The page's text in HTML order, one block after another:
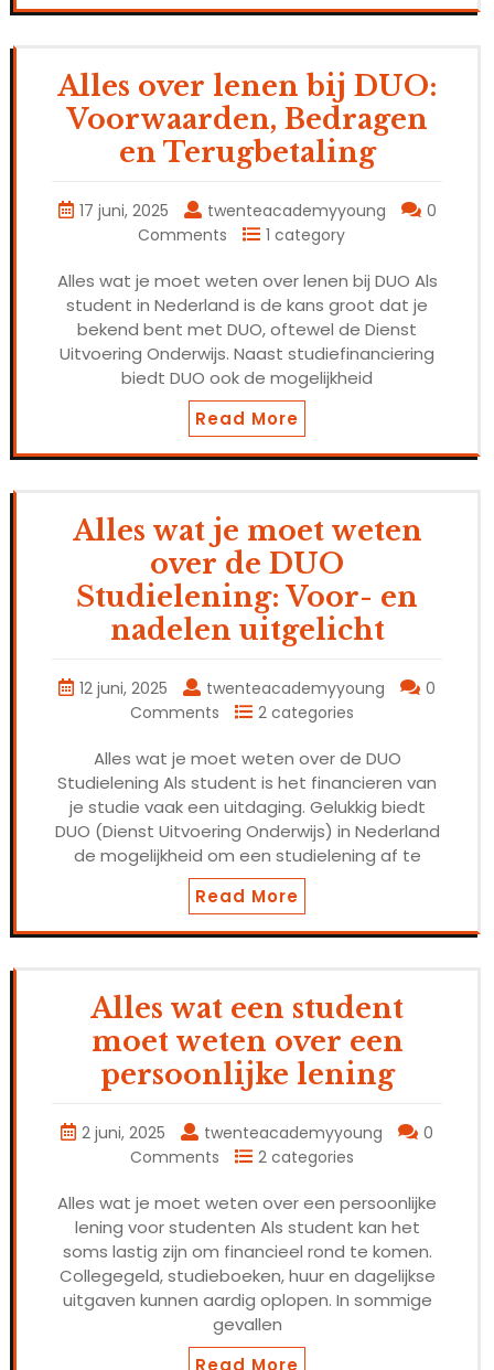
Alles over lenen bij DUO:
Voorwaarden, Bedragen
en Terugbetaling
17 juni, 2025 twenteacademyyoung
0
Comments
1 category
Alles wat je moet weten over lenen bij DUO Als
student in Nederland is de kans groot dat je
bekend bent met DUO, oftewel de Dienst
Uitvoering Onderwijs. Naast studiefinanciering
biedt DUO ook de mogelijkheid
Read More
Alles wat je moet weten
over de DUO
Studielening: Voor- en
nadelen uitgelicht
12 juni, 2025 twenteacademyyoung
0
Comments
2 categories
Alles wat je moet weten over de DUO
Studielening Als student is het financieren van
je studie vaak een uitdaging. Gelukkig biedt
DUO (Dienst Uitvoering Onderwijs) in Nederland
de mogelijkheid om een studielening af te
Read More
Alles wat een student
moet weten over een
persoonlijke lening
2 juni, 2025 twenteacademyyoung
0
Comments
2 categories
Alles wat je moet weten over een persoonlijke
lening voor studenten Als student kan het
soms lastig zijn om financieel rond te komen.
Collegegeld, studieboeken, huur en dagelijkse
uitgaven kunnen aardig oplopen. In sommige
gevallen
Read More